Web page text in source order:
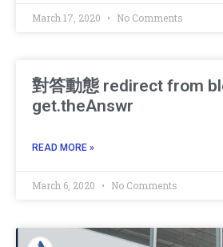
March 17, 2020 No Comments
對答動態 redirect from
get.theAnswr
READ MORE »
March 6, 2020 No Comments